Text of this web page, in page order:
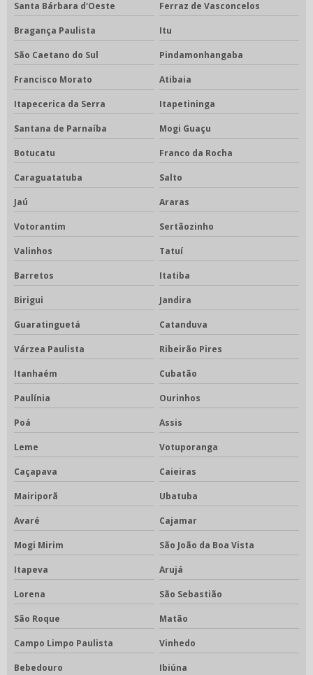
Santa Bárbara d'Oeste Ferraz de Vasconcelos
Bragança Paulista Itu
São Caetano do Sul Pindamonhangaba
Francisco Morato Atibaia
Itapecerica da Serra Itapetininga
Santana de Parnaíba Mogi Guaçu
Botucatu Franco da Rocha
Caraguatatuba Salto
Jaú Araras
Votorantim Sertãozinho
Valinhos Tatuí
Barretos Itatiba
Birigui Jandira
Guaratinguetá Catanduva
Várzea Paulista Ribeirão Pires
Itanhaém Cubatão
Paulínia Ourinhos
Poá Assis
Leme Votuporanga
Caçapava Caieiras
Mairiporã Ubatuba
Avaré Cajamar
Mogi Mirim São João da Boa Vista
Itapeva Arujá
Lorena São Sebastião
São Roque Matão
Campo Limpo Paulista Vinhedo
Bebedouro Ibiúna